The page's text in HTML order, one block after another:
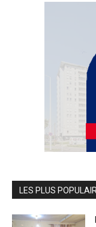
LES PLUS